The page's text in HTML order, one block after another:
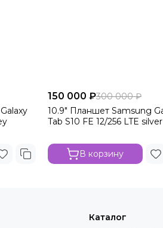
150 000 ₽300 000 ₽
10.9" Планшет Samsung
Tab S10 FE 12/256 LTE silver
В корзину
Каталог